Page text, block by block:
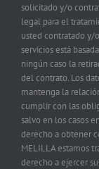
solicitado y/o
legal para el
usted contratado y/
servicios está
ningún caso la
del contrato. Los
mantenga la
cumplir con las
salvo en los casos
derecho a obtener
MELILLA estamos
derecho a ejercer